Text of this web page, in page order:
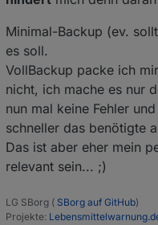
Minimal-Backup (ev.
es soll.
VollBackup packe ich
nicht, ich mache es nur
nun mal keine Fehler
schneller das benötigte
Das ist aber eher mein
relevant sein... ;)
LG SBorg ( SBorg auf GitHub)
Projekte: